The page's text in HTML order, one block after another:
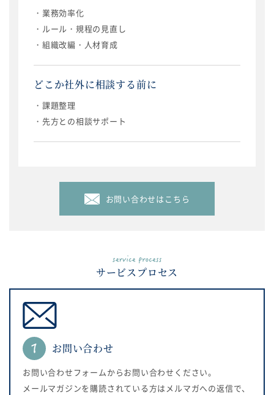
・業務効率化
・ルール・規程の見直し
・組織改編・人材育成
どこか社外に相談する前に
・課題整理
・先方との相談サポート
お問い合わせはこちら
サービスプロセス
お問い合わせ
お問い合わせフォームからお問い合わせください。
メールマガジンを購読されている方はメルマガへの返信で、